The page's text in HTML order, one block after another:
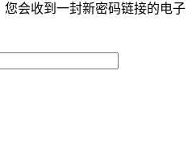
会收到一封新密码链接的电子